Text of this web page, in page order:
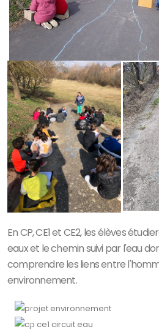
En CP, CE1 et CE2, les élèves
eaux et le chemin suivi par l'eau
comprendre les liens entre
environnement.
Précedent